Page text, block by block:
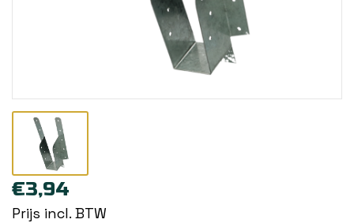
€3,94
Prijs incl. BTW